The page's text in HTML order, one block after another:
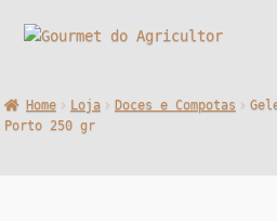
Ir
navegação
Saltar
conteúdo
Home Loja Doces e Compotas
Porto 250 gr